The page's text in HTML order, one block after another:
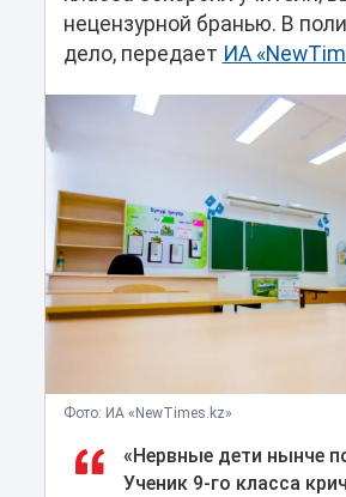
нецензурной бранью. В
дело, передает ИА
Фото: ИА «NewTimes.kz»
«Нервные дети нынче
Ученик 9-го класса